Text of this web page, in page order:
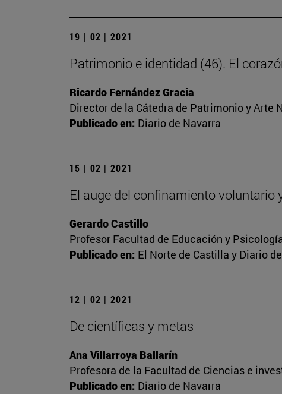
19 | 02 | 2021
Patrimonio e identidad (46). El
Ricardo Fernández Gracia
Director de la Cátedra de Patrimonio y Arte
Publicado en: Diario de Navarra
15 | 02 | 2021
El auge del confinamiento voluntario
Gerardo Castillo
Profesor Facultad de Educación y
Publicado en: El Norte de Castilla y Diario
12 | 02 | 2021
De científicas y metas
Ana Villarroya Ballarín
Profesora de la Facultad de Ciencias e
Publicado en: Diario de Navarra